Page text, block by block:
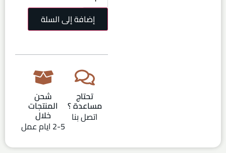
إضافة إلى السلة
تحتاج
مساعدة ؟
اتصل بنا
شحن
المنتجات
خلال
2-5 ايام عمل